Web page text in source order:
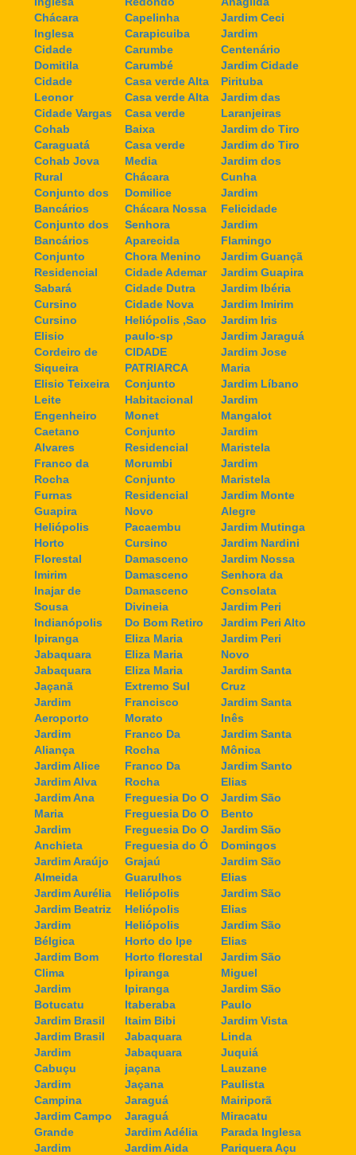
Chácara
Inglesa
Cidade
Domitila
Cidade
Leonor
Cidade Vargas
Cohab
Caraguatá
Cohab Jova
Rural
Conjunto dos
Bancários
Conjunto dos
Bancários
Conjunto
Residencial
Sabará
Cursino
Cursino
Elisio
Cordeiro de
Siqueira
Elisio Teixeira
Leite
Engenheiro
Caetano
Alvares
Franco da
Rocha
Furnas
Guapira
Heliópolis
Horto
Florestal
Imirim
Inajar de
Sousa
Indianópolis
Ipiranga
Jabaquara
Jabaquara
Jaçanã
Jardim
Aeroporto
Jardim
Aliança
Jardim Alice
Jardim Alva
Jardim Ana
Maria
Jardim
Anchieta
Jardim Araújo
Almeida
Jardim Aurélia
Jardim Beatriz
Jardim
Bélgica
Jardim Bom
Clima
Jardim
Botucatu
Jardim Brasil
Jardim Brasil
Jardim
Cabuçu
Jardim
Campina
Jardim Campo
Grande
Jardim
Capelinha
Carapicuiba
Carumbe
Carumbé
Casa verde Alta
Casa verde Alta
Casa verde
Baixa
Casa verde
Media
Chácara
Domilice
Chácara Nossa
Senhora
Aparecida
Chora Menino
Cidade Ademar
Cidade Dutra
Cidade Nova
Heliópolis ,Sao
paulo-sp
CIDADE
PATRIARCA
Conjunto
Habitacional
Monet
Conjunto
Residencial
Morumbi
Conjunto
Residencial
Novo
Pacaembu
Cursino
Damasceno
Damasceno
Damasceno
Divineia
Do Bom Retiro
Eliza Maria
Eliza Maria
Eliza Maria
Extremo Sul
Francisco
Morato
Franco Da
Rocha
Franco Da
Rocha
Freguesia Do O
Freguesia Do O
Freguesia Do O
Freguesia do Ó
Grajaú
Guarulhos
Heliópolis
Heliópolis
Heliópolis
Horto do Ipe
Horto florestal
Ipiranga
Ipiranga
Itaberaba
Itaim Bibi
Jabaquara
Jabaquara
jaçana
Jaçana
Jaraguá
Jaraguá
Jardim Adélia
Jardim Aida
Jardim Ceci
Jardim
Centenário
Jardim Cidade
Pirituba
Jardim das
Laranjeiras
Jardim do Tiro
Jardim do Tiro
Jardim dos
Cunha
Jardim
Felicidade
Jardim
Flamingo
Jardim Guançã
Jardim Guapira
Jardim Ibéria
Jardim Imirim
Jardim Iris
Jardim Jaraguá
Jardim Jose
Maria
Jardim Líbano
Jardim
Mangalot
Jardim
Maristela
Jardim
Maristela
Jardim Monte
Alegre
Jardim Mutinga
Jardim Nardini
Jardim Nossa
Senhora da
Consolata
Jardim Peri
Jardim Peri Alto
Jardim Peri
Novo
Jardim Santa
Cruz
Jardim Santa
Inês
Jardim Santa
Mônica
Jardim Santo
Elias
Jardim São
Bento
Jardim São
Domingos
Jardim São
Elias
Jardim São
Elias
Jardim São
Elias
Jardim São
Miguel
Jardim São
Paulo
Jardim Vista
Linda
Juquiá
Lauzane
Paulista
Mairiporã
Miracatu
Parada Inglesa
Pariquera Açu